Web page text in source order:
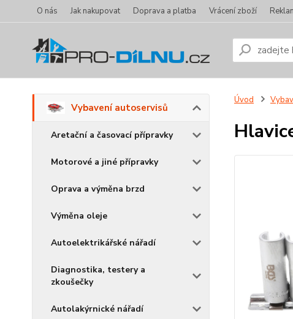
O nás Jak nakupovat Doprava a platba Vrácení zboží
Vybavení autoservisů
Aretační a časovací přípravky
Motorové a jiné přípravky
Oprava a výměna brzd
Výměna oleje
Autoelektrikářské nářadí
Diagnostika, testery a
zkoušečky
Autolakýrnické nářadí
Úvod